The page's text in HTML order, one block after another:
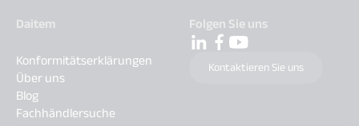
Daitem
Konformitätserklärungen
Über uns
Blog
Fachhändlersuche
Folgen Sie uns
Kontaktieren Sie uns